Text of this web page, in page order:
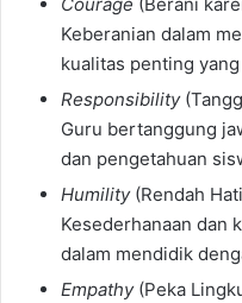
Keberanian dalam
kualitas penting
Responsibility
Guru bertanggung
dan pengetahuan
Humility(Rendah
Kesederhanaan dan
dalam mendidik
Empathy(Peka